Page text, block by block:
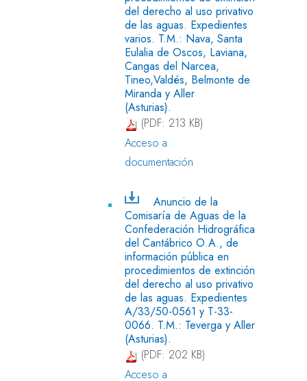
del derecho al uso privativo
de las aguas. Expedientes
varios. T.M.: Nava, Santa
Eulalia de Oscos, Laviana,
Cangas del Narcea,
Tineo,Valdés, Belmonte de
Miranda y Aller
(Asturias).
(PDF: 213 KB)
Acceso a
documentación
Anuncio de la
Comisaría de Aguas de la
Confederación Hidrográfica
del Cantábrico O.A., de
información pública en
procedimientos de extinción
del derecho al uso privativo
de las aguas. Expedientes
A/33/50-0561 y T-33-
0066. T.M.: Teverga y Aller
(Asturias).
(PDF: 202 KB)
Acceso a